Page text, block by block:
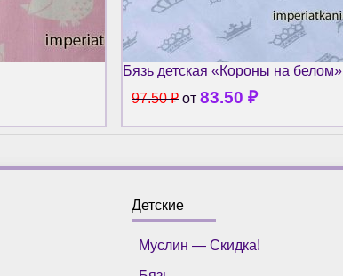
Бязь детская «Короны на белом»
97.50₽ от 83.50 ₽
Детские
Муслин — Скидка!